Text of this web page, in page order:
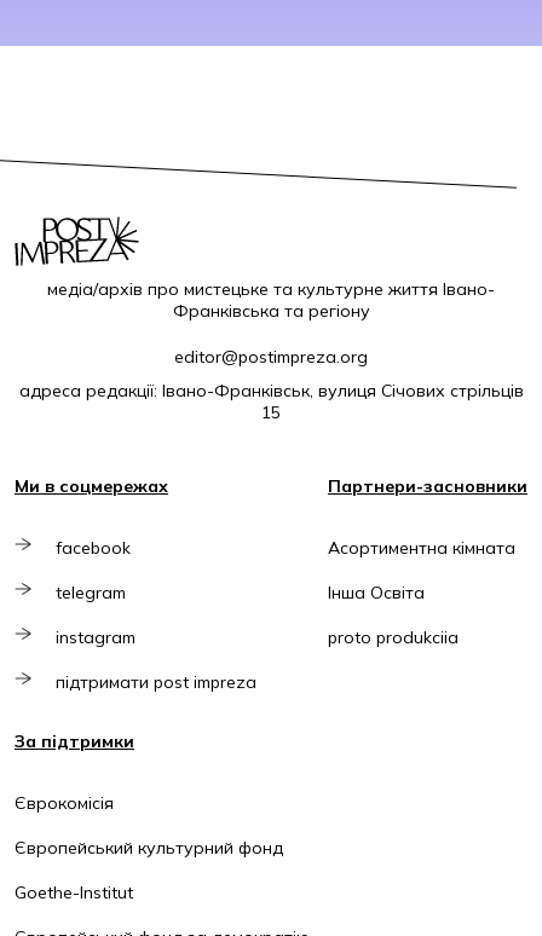
медіа/архів про мистецьке та культурне життя Івано-
Франківська та регіону
editor@postimpreza.org
адреса редакції: Івано-Франківськ, вулиця Січових стрільців
15
Ми в соцмережах
facebook
telegram
instagram
підтримати post impreza
Партнери-засновники
Асортиментна кімната
Інша Освіта
proto produkciia
За підтримки
Єврокомісія
Європейський культурний фонд
Goethe-Institut